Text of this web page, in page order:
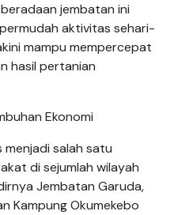
jembatan ini
aktivitas sehari-
mampu mempercepat
hasil pertanian
Ekonomi
menjadi salah satu
di sejumlah wilayah
Jembatan Garuda,
Kampung Okumekebo